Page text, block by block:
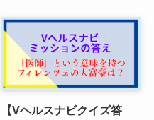
【Vヘルスナビクイズ答